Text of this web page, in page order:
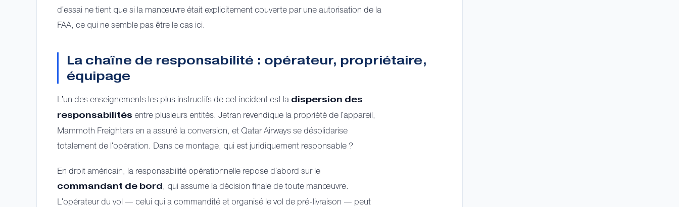
d'essai ne tient que si la manœuvre était explicitement couverte par une autorisation de la
FAA, ce qui ne semble pas être le cas ici.
La chaîne de responsabilité : opérateur, propriétaire,
équipage
L'un des enseignements les plus instructifs de cet incident est la dispersion des
responsabilités entre plusieurs entités. Jetran revendique la propriété de l'appareil,
Mammoth Freighters en a assuré la conversion, et Qatar Airways se désolidarise
totalement de l'opération. Dans ce montage, qui est juridiquement responsable ?
En droit américain, la responsabilité opérationnelle repose d'abord sur le
commandant de bord, qui assume la décision finale de toute manœuvre.
L'opérateur du vol — celui qui a commandité et organisé le vol de pré-livraison — peut